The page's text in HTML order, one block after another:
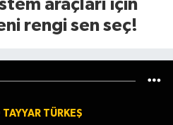
araçları için
rengi sen seç!
TÜRKEŞ